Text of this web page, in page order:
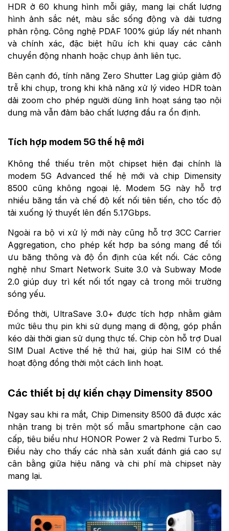
HDR ở 60 khung hình mỗi giây, mang lại chất lượng
hình ảnh sắc nét, màu sắc sống động và dải tương
phản rộng. Công nghệ PDAF 100% giúp lấy nét nhanh
và chính xác, đặc biệt hữu ích khi quay các cảnh
chuyển động nhanh hoặc chụp ảnh liên tục.
Bên cạnh đó, tính năng Zero Shutter Lag giúp giảm độ
trễ khi chụp, trong khi khả năng xử lý video HDR toàn
dải zoom cho phép người dùng linh hoạt sáng tạo nội
dung mà vẫn đảm bảo chất lượng đầu ra ổn định.
Tích hợp modem 5G thế hệ mới
Không thể thiếu trên một chipset hiện đại chính là
modem 5G Advanced thế hệ mới và chip Dimensity
8500 cũng không ngoại lệ. Modem 5G này hỗ trợ
nhiều băng tần và chế độ kết nối tiên tiến, cho tốc độ
tải xuống lý thuyết lên đến 5.17Gbps.
Ngoài ra bộ vi xử lý mới này cũng hỗ trợ 3CC Carrier
Aggregation, cho phép kết hợp ba sóng mang để tối
ưu băng thông và độ ổn định của kết nối. Các công
nghệ như Smart Network Suite 3.0 và Subway Mode
2.0 giúp duy trì kết nối tốt ngay cả trong môi trường
sóng yếu.
Đồng thời, UltraSave 3.0+ được tích hợp nhằm giảm
mức tiêu thụ pin khi sử dụng mạng di động, góp phần
kéo dài thời gian sử dụng thực tế. Chip còn hỗ trợ Dual
SIM Dual Active thế hệ thứ hai, giúp hai SIM có thể
hoạt động đồng thời một cách linh hoạt.
Các thiết bị dự kiến chạy Dimensity 8500
Ngay sau khi ra mắt, Chip Dimensity 8500 đã được xác
nhận trang bị trên một số mẫu smartphone cận cao
cấp, tiêu biểu như HONOR Power 2 và Redmi Turbo 5.
Điều này cho thấy các nhà sản xuất đánh giá cao sự
cân bằng giữa hiệu năng và chi phí mà chipset này
mang lại.